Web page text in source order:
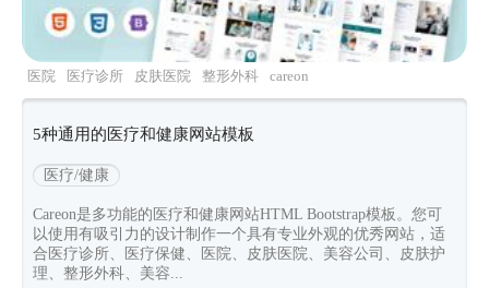
医院 医疗诊所 皮肤医院 整形外科 careon
5种通用的医疗和健康网站模板
医疗/健康
Careon是多功能的医疗和健康网站HTML Bootstrap模板。您可
以使用有吸引力的设计制作一个具有专业外观的优秀网站，适
合医疗诊所、医疗保健、医院、皮肤医院、美容公司、皮肤护
理、整形外科、美容...